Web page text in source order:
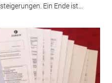
Ein Ende ist...